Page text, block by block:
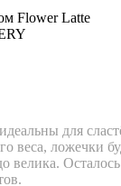
Flower Latte
для
веса, ложечки
велика.